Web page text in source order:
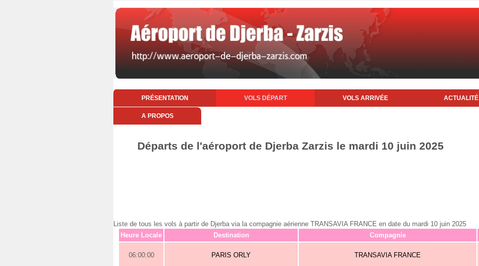
PRÉSENTATION VOLS DÉPART VOLS ARRIVÉE ACTUALITÉ
A PROPOS
Départs de l'aéroport de Djerba Zarzis le mardi 10 juin 2025
Liste de tous les vols à partir de Djerba via la compagnie aérienne TRANSAVIA FRANCE en date du mardi 10 juin 2025
Heure Locale
Destination Compagnie
06:00:00 PARIS ORLY TRANSAVIA FRANCE